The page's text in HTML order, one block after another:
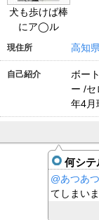
犬も歩けば棒
にア◯ル
現住所 高知県
自己紹介
ボー
ー /セ
年4月
何シテ
@あつあ
てしまい